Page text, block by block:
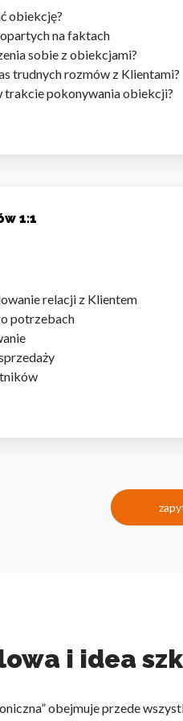
obiekcję?
na faktach
sobie z obiekcjami?
trudnych rozmów z Klientami?
trakcie pokonywania obiekcji?
1:1
relacji z Klientem
potrzebach
i idea
obejmuje przede